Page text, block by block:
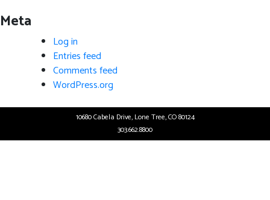
Meta
Log in
Entries feed
Comments feed
WordPress.org
10680 Cabela Drive, Lone Tree, CO 80124
303.662.8800